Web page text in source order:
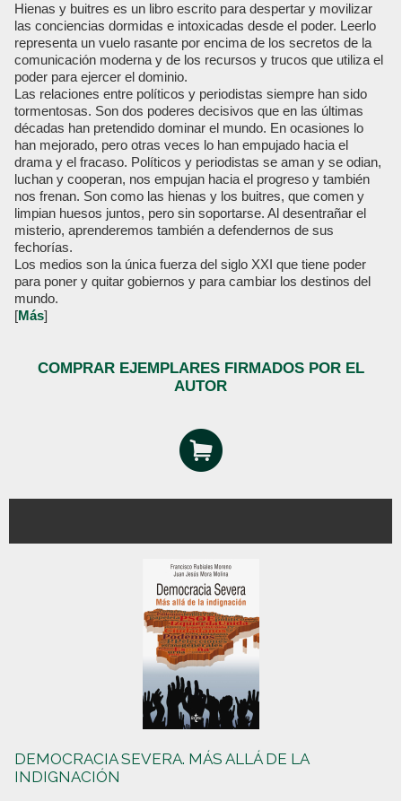
Hienas y buitres es un libro escrito para despertar y movilizar
las conciencias dormidas e intoxicadas desde el poder. Leerlo
representa un vuelo rasante por encima de los secretos de la
comunicación moderna y de los recursos y trucos que utiliza el
poder para ejercer el dominio.
Las relaciones entre políticos y periodistas siempre han sido
tormentosas. Son dos poderes decisivos que en las últimas
décadas han pretendido dominar el mundo. En ocasiones lo
han mejorado, pero otras veces lo han empujado hacia el
drama y el fracaso. Políticos y periodistas se aman y se odian,
luchan y cooperan, nos empujan hacia el progreso y también
nos frenan. Son como las hienas y los buitres, que comen y
limpian huesos juntos, pero sin soportarse. Al desentrañar el
misterio, aprenderemos también a defendernos de sus
fechorías.
Los medios son la única fuerza del siglo XXI que tiene poder
para poner y quitar gobiernos y para cambiar los destinos del
mundo.
[Más]
COMPRAR EJEMPLARES FIRMADOS POR EL
AUTOR
DEMOCRACIA SEVERA. MÁS ALLÁ DE LA
INDIGNACIÓN